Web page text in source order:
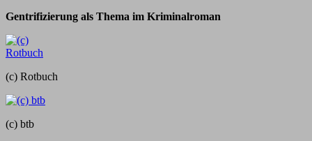
Gentrifizierung als Thema im Kriminalroman
(c) Rotbuch
(c) btb